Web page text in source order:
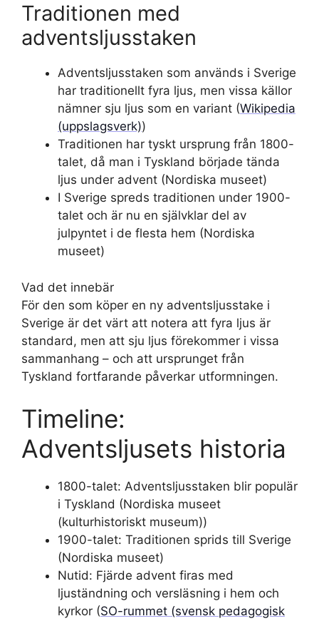
Traditionen med
adventsljusstaken
Adventsljusstaken som används i Sverige
har traditionellt fyra ljus, men vissa källor
nämner sju ljus som en variant (Wikipedia
(uppslagsverk))
Traditionen har tyskt ursprung från 1800-
talet, då man i Tyskland började tända
ljus under advent (Nordiska museet)
I Sverige spreds traditionen under 1900-
talet och är nu en självklar del av
julpyntet i de flesta hem (Nordiska
museet)
Vad det innebär
För den som köper en ny adventsljusstake i
Sverige är det värt att notera att fyra ljus är
standard, men att sju ljus förekommer i vissa
sammanhang – och att ursprunget från
Tyskland fortfarande påverkar utformningen.
Timeline:
Adventsljusets historia
1800-talet: Adventsljusstaken blir populär
i Tyskland (Nordiska museet
(kulturhistoriskt museum))
1900-talet: Traditionen sprids till Sverige
(Nordiska museet)
Nutid: Fjärde advent firas med
ljuständning och versläsning i hem och
kyrkor (SO-rummet (svensk pedagogisk